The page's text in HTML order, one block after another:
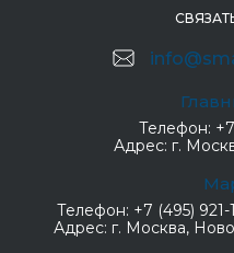
Телефон:
Адрес: г.
Телефон: +7 (495)
Адрес: г. Москва,